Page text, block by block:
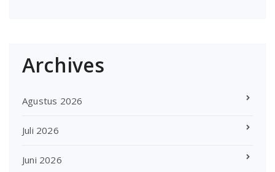
Archives
Agustus 2026
Juli 2026
Juni 2026